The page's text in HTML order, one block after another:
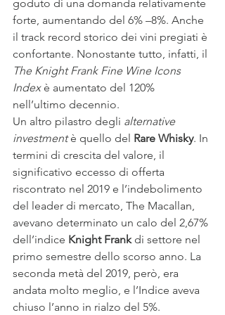
goduto di una domanda relativamente
forte, aumentando del 6% –8%. Anche
il track record storico dei vini pregiati è
confortante. Nonostante tutto, infatti, il
The Knight Frank Fine Wine Icons
Index è aumentato del 120%
nell’ultimo decennio.
Un altro pilastro degli alternative
investment è quello del Rare Whisky. In
termini di crescita del valore, il
significativo eccesso di offerta
riscontrato nel 2019 e l’indebolimento
del leader di mercato, The Macallan,
avevano determinato un calo del 2,67%
dell’indice Knight Frank di settore nel
primo semestre dello scorso anno. La
seconda metà del 2019, però, era
andata molto meglio, e l’Indice aveva
chiuso l’anno in rialzo del 5%.